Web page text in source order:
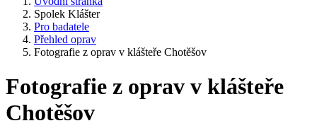
Spolek Klášter
Pro badatele
Přehled oprav
Fotografie z oprav v klášteře Chotěšov
Fotografie z oprav v klášteře
Chotěšov